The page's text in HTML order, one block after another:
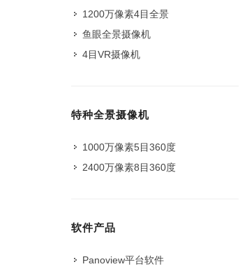
1200万像素4目全景
鱼眼全景摄像机
4目VR摄像机
特种全景摄像机
1000万像素5目360度
2400万像素8目360度
软件产品
Panoview平台软件